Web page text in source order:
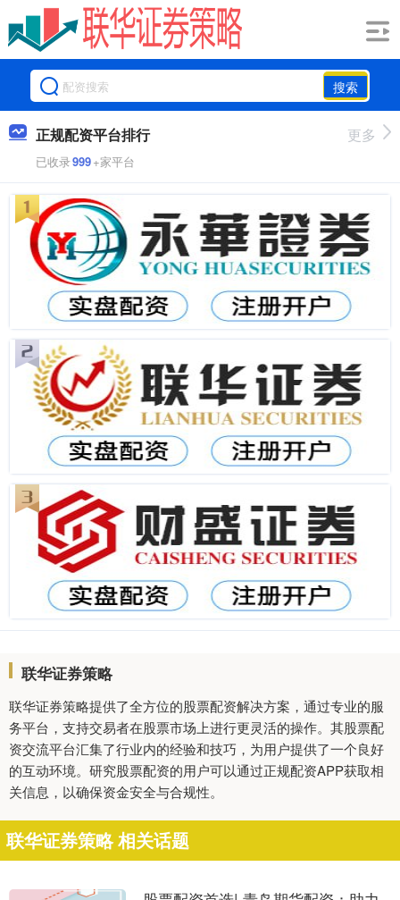
搜索
正规配资平台排行
已收录999+家平台
更多
联华证券策略
联华证券策略提供了全方位的股票配资解决方案，通过专业的服
务平台，支持交易者在股票市场上进行更灵活的操作。其股票配
资交流平台汇集了行业内的经验和技巧，为用户提供了一个良好
的互动环境。研究股票配资的用户可以通过正规配资APP获取相
关信息，以确保资金安全与合规性。
联华证券策略 相关话题